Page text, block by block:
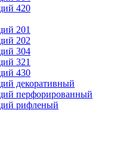
420
201
202
304
321
430
декоративный
перфорированный
рифленый